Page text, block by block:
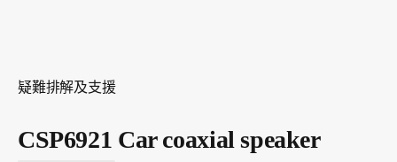
疑難排解及支援
CSP6921 Car coaxial speaker